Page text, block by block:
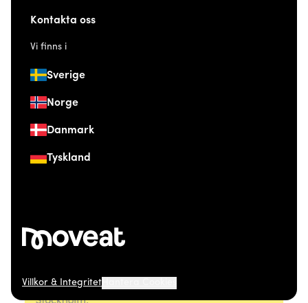
Kontakta oss
Vi finns i
Sverige
Norge
Danmark
Tyskland
Villkor & Integritet
© 2026 Moveat. Östermalmsgatan 26, 114 26